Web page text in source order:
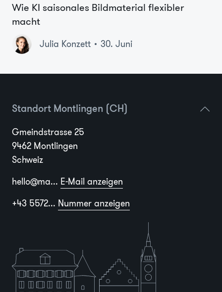
Wie KI saisonales Bildmaterial flexibler
macht
Julia Konzett 30. Juni
Standort Montlingen (CH)
Gmeindstrasse 25
9462 Montlingen
Schweiz
hello@ma... E-Mail anzeigen
+43 5572... Nummer anzeigen